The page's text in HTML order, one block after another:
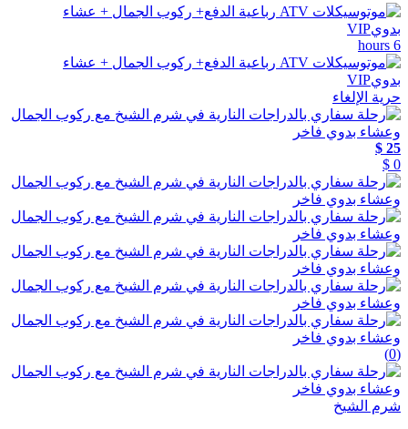
6 hours
حرية الإلغاء
25 $
0 $
(0)
شرم الشيخ